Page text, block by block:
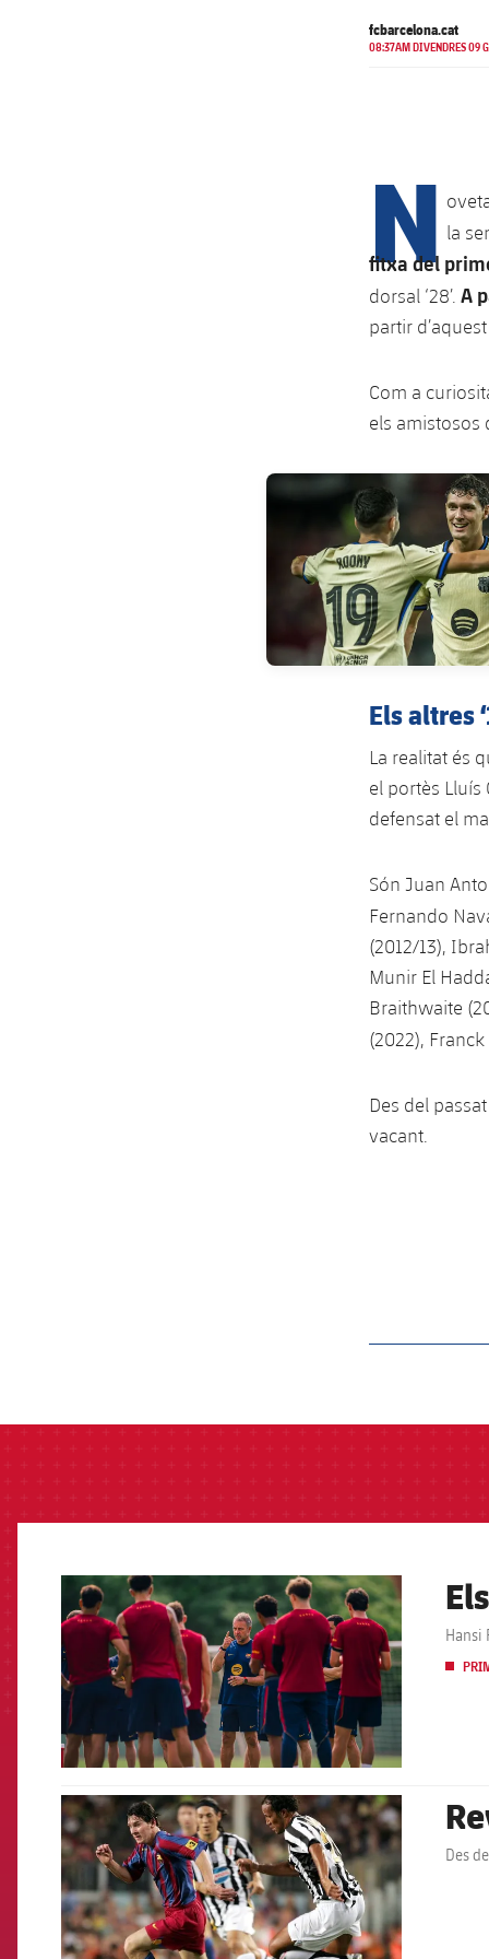
fcbarcelona.cat
08:37AM DIVENDRES 09
N la
fitxa del
dorsal ‘28’. A
partir
Com a
els amistosos
FC Barcelona club badge
Els altres
La realitat és
el portès Lluís
defensat el
Són Juan
Fernando
(2012/13),
Munir El
Braithwaite
(2022),
Des del
vacant.
FCB Barcelona badge
Hansi
FCB Barcelona badge
Des